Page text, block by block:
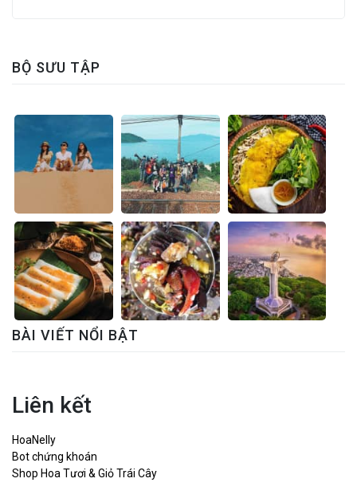
BỘ SƯU TẬP
BÀI VIẾT NỔI BẬT
Liên kết
HoaNelly
Bot chứng khoán
Shop Hoa Tươi & Giỏ Trái Cây